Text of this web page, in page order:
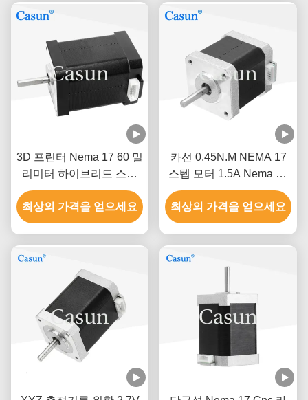
3D 프린터 Nema 17 60 밀
리미터 하이브리드 스텝
모터 0.5A 0.78N.M 2는 단
계적으로 시행합니다
최상의 가격을 얻으세요
카선 0.45N.M NEMA 17
스텝 모터 1.5A Nema 17
48 밀리미터 2 단계 1.8 급
최상의 가격을 얻으세요